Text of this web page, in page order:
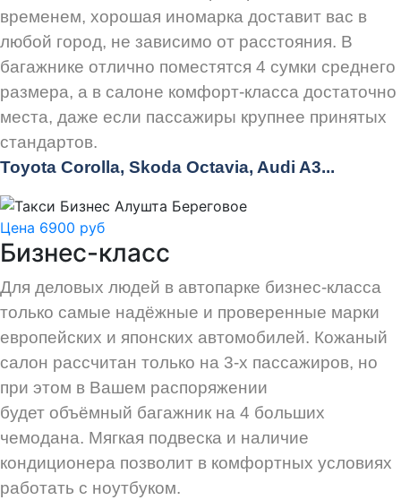
временем, хорошая иномарка доставит вас в
любой город, не зависимо от расстояния. В
багажнике отлично поместятся 4 сумки среднего
размера, а в салоне комфорт-класса достаточно
места, даже если пассажиры крупнее принятых
стандартов.
Toyota Corolla, Skoda Octavia, Audi A3...
Цена 6900 руб
Бизнес-класс
Для деловых людей в автопарке бизнес-класса
только самые надёжные и проверенные марки
европейских и японских автомобилей. Кожаный
салон рассчитан только на 3-х пассажиров, но
при этом в Вашем распоряжении
будет объёмный багажник на 4 больших
чемодана. Мягкая подвеска и наличие
кондиционера позволит в комфортных условиях
работать с ноутбуком.